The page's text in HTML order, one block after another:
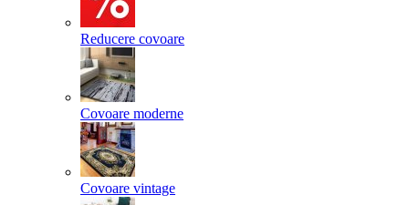
Reducere covoare
Covoare moderne
Covoare vintage